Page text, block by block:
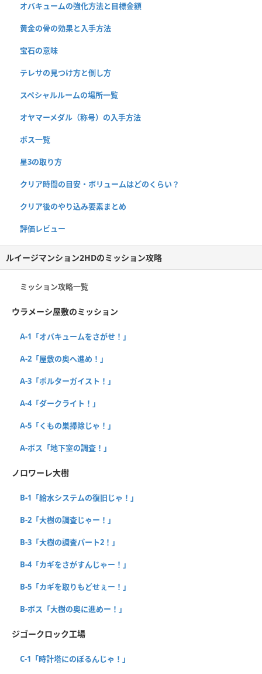
オバキュームの強化方法と目標金額
黄金の骨の効果と入手方法
宝石の意味
テレサの見つけ方と倒し方
スペシャルルームの場所一覧
オヤマーメダル（称号）の入手方法
ボス一覧
星3の取り方
クリア時間の目安・ボリュームはどのくらい？
クリア後のやり込み要素まとめ
評価レビュー
ルイージマンション2HDのミッション攻略
ミッション攻略一覧
ウラメーシ屋敷のミッション
A-1「オバキュームをさがせ！」
A-2「屋敷の奥へ進め！」
A-3「ポルターガイスト！」
A-4「ダークライト！」
A-5「くもの巣掃除じゃ！」
A-ボス「地下室の調査！」
ノロワーレ大樹
B-1「給水システムの復旧じゃ！」
B-2「大樹の調査じゃー！」
B-3「大樹の調査パート2！」
B-4「カギをさがすんじゃー！」
B-5「カギを取りもどせぇー！」
B-ボス「大樹の奥に進めー！」
ジゴークロック工場
C-1「時計塔にのぼるんじゃ！」